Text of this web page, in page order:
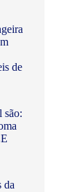
de
são:
da